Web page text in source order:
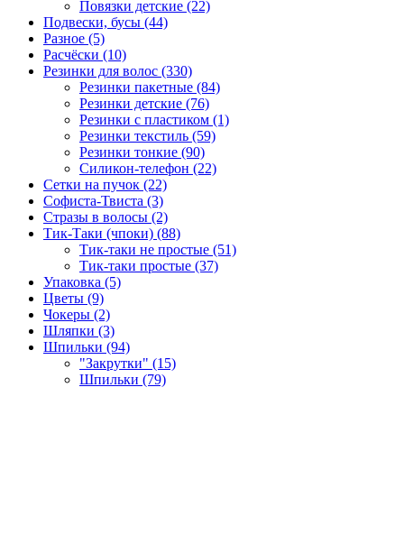
Повязки детские (22)
Подвески, бусы (44)
Разное (5)
Расчёски (10)
Резинки для волос (330)
Резинки пакетные (84)
Резинки детские (76)
Резинки с пластиком (1)
Резинки текстиль (59)
Резинки тонкие (90)
Силикон-телефон (22)
Сетки на пучок (22)
Софиста-Твиста (3)
Стразы в волосы (2)
Тик-Таки (чпоки) (88)
Тик-таки не простые (51)
Тик-таки простые (37)
Упаковка (5)
Цветы (9)
Чокеры (2)
Шляпки (3)
Шпильки (94)
"Закрутки" (15)
Шпильки (79)